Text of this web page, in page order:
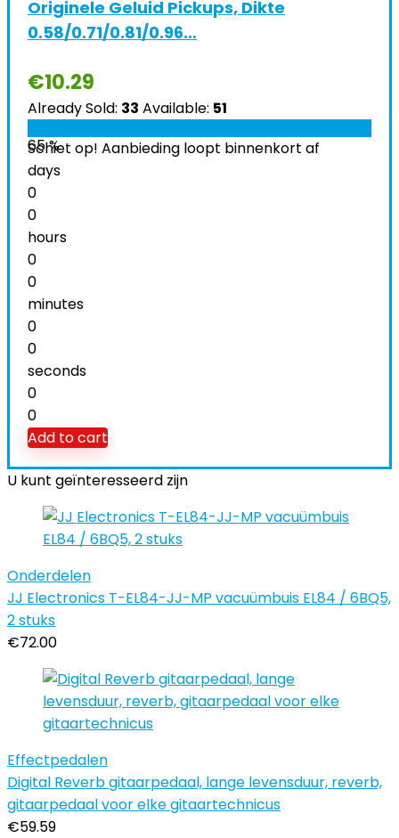
Originele Geluid Pickups, Dikte
0.58/0.71/0.81/0.96…
€10.29
Already Sold: 33 Available: 51
65 %
Schiet op! Aanbieding loopt binnenkort af
days
0
0
hours
0
0
minutes
0
0
seconds
0
0
Add to cart
U kunt geïnteresseerd zijn
Onderdelen
JJ Electronics T-EL84-JJ-MP vacuümbuis EL84 / 6BQ5,
2 stuks
€72.00
Effectpedalen
Digital Reverb gitaarpedaal, lange levensduur, reverb,
gitaarpedaal voor elke gitaartechnicus
€59.59